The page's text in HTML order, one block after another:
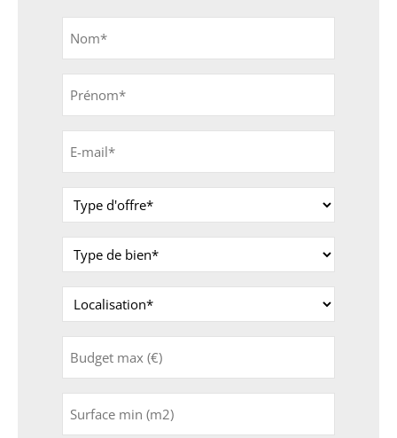
mail
*
d'offre
Localisation
max
(€)
min